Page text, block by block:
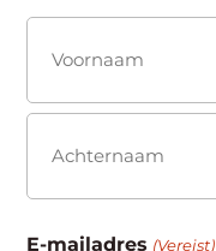
(Vereist)
Voornaam
E-mailadres (Vereist)